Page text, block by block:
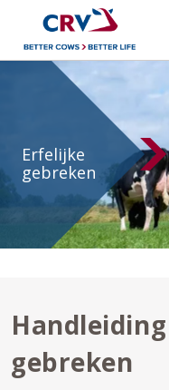
Handleiding
erfelijke
gebreken
Erfelijke
gebreken
gebreken